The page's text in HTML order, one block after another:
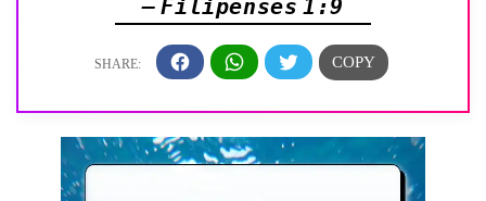
— Filipenses 1:9